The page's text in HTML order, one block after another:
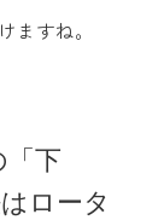
ますね。
下
ロータ